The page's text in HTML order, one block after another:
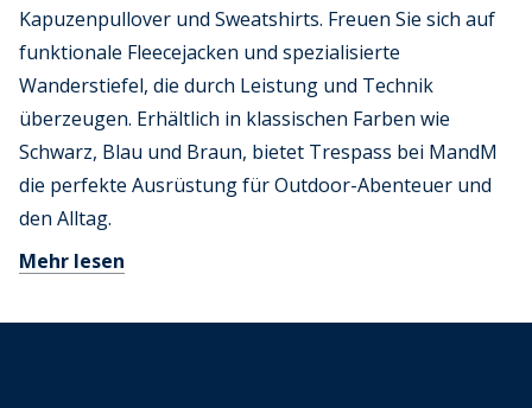
Kapuzenpullover und Sweatshirts. Freuen Sie sich auf
funktionale Fleecejacken und spezialisierte
Wanderstiefel, die durch Leistung und Technik
überzeugen. Erhältlich in klassischen Farben wie
Schwarz, Blau und Braun, bietet Trespass bei MandM
die perfekte Ausrüstung für Outdoor-Abenteuer und
den Alltag.
Mehr lesen